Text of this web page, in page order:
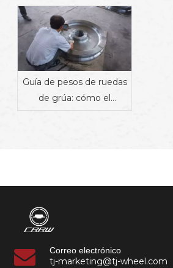
Guía de pesos de ruedas
de grúa: cómo el
Correo electrónico
tj-marketing@tj-wheel.com